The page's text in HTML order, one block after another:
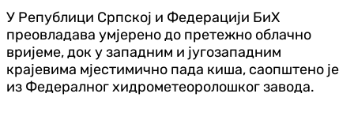
У Републици Српској и Федерацији БиХ
преовладава умјерено до претежно облачно
вријеме, док у западним и југозападним
крајевима мјестимично пада киша, саопштено је
из Федералног хидрометеоролошког завода.